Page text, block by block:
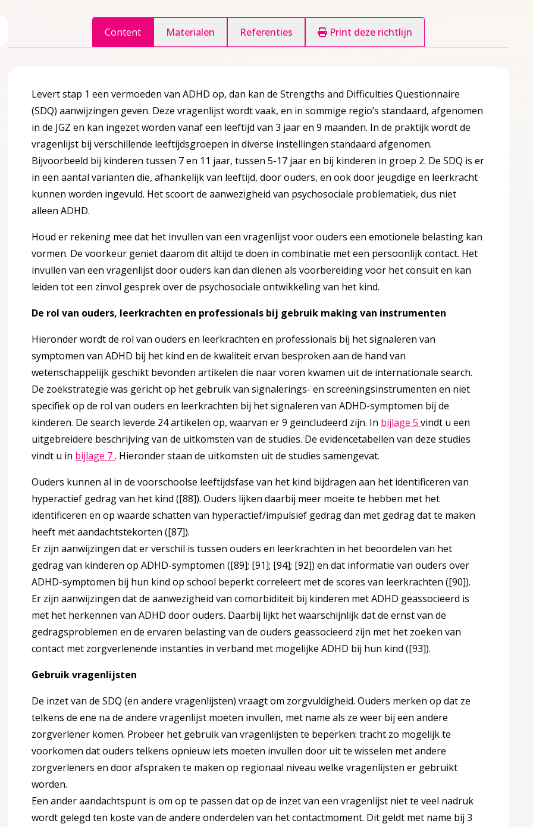
inhoudsopgave
over 1 Inleiding
over 2 Definitie en achtergrond informatie
over 2 Definitie en achtergrond informatie
en niet een ‘richtlijn gedrags- en concentratieproblemen’?
diagnose?
en verwijzen
over 3 Signaleren, diagnosticeren en verwijzen
Content Materialen Referenties Print deze richtlijn
Levert stap 1 een vermoeden van ADHD op, dan kan de Strengths and Difficulties Questionnaire
(SDQ) aanwijzingen geven. Deze vragenlijst wordt vaak, en in sommige regio’s standaard, afgenomen
in de JGZ en kan ingezet worden vanaf een leeftijd van 3 jaar en 9 maanden. In de praktijk wordt de
vragenlijst bij verschillende leeftijdsgroepen in diverse instellingen standaard afgenomen.
Bijvoorbeeld bij kinderen tussen 7 en 11 jaar, tussen 5-17 jaar en bij kinderen in groep 2. De SDQ is er
in een aantal varianten die, afhankelijk van leeftijd, door ouders, en ook door jeugdige en leerkracht
kunnen worden ingevuld. Het scoort de aanwezigheid van psychosociale problematiek, dus niet
alleen ADHD.
Houd er rekening mee dat het invullen van een vragenlijst voor ouders een emotionele belasting kan
vormen. De voorkeur geniet daarom dit altijd te doen in combinatie met een persoonlijk contact. Het
invullen van een vragenlijst door ouders kan dan dienen als voorbereiding voor het consult en kan
leiden tot een zinvol gesprek over de psychosociale ontwikkeling van het kind.
De rol van ouders, leerkrachten en professionals bij gebruik making van instrumenten
Hieronder wordt de rol van ouders en leerkrachten en professionals bij het signaleren van
symptomen van ADHD bij het kind en de kwaliteit ervan besproken aan de hand van
wetenschappelijk geschikt bevonden artikelen die naar voren kwamen uit de internationale search.
De zoekstrategie was gericht op het gebruik van signalerings- en screeningsinstrumenten en niet
specifiek op de rol van ouders en leerkrachten bij het signaleren van ADHD-symptomen bij de
kinderen. De search leverde 24 artikelen op, waarvan er 9 geïncludeerd zijn. In bijlage 5Deze linkt opent in een
vindt u een
uitgebreidere beschrijving van de uitkomsten van de studies. De evidencetabellen van deze studies
vindt u in bijlage 7Deze linkt opent in een nieuw tabblad
. Hieronder staan de uitkomsten uit de studies samengevat.
Ouders kunnen al in de voorschoolse leeftijdsfase van het kind bijdragen aan het identificeren van
hyperactief gedrag van het kind ([88]). Ouders lijken daarbij meer moeite te hebben met het
identificeren en op waarde schatten van hyperactief/impulsief gedrag dan met gedrag dat te maken
heeft met aandachtstekorten ([87]).
Er zijn aanwijzingen dat er verschil is tussen ouders en leerkrachten in het beoordelen van het
gedrag van kinderen op ADHD-symptomen ([89]; [91]; [94]; [92]) en dat informatie van ouders over
ADHD-symptomen bij hun kind op school beperkt correleert met de scores van leerkrachten ([90]).
Er zijn aanwijzingen dat de aanwezigheid van comorbiditeit bij kinderen met ADHD geassocieerd is
met het herkennen van ADHD door ouders. Daarbij lijkt het waarschijnlijk dat de ernst van de
gedragsproblemen en de ervaren belasting van de ouders geassocieerd zijn met het zoeken van
contact met zorgverlenende instanties in verband met mogelijke ADHD bij hun kind ([93]).
Gebruik vragenlijsten
De inzet van de SDQ (en andere vragenlijsten) vraagt om zorgvuldigheid. Ouders merken op dat ze
telkens de ene na de andere vragenlijst moeten invullen, met name als ze weer bij een andere
zorgverlener komen. Probeer het gebruik van vragenlijsten te beperken: tracht zo mogelijk te
voorkomen dat ouders telkens opnieuw iets moeten invullen door uit te wisselen met andere
zorgverleners en door afspraken te maken op regionaal niveau welke vragenlijsten er gebruikt
worden.
Een ander aandachtspunt is om op te passen dat op de inzet van een vragenlijst niet te veel nadruk
wordt gelegd ten koste van de andere onderdelen van het contactmoment. Dit geldt met name bij 3